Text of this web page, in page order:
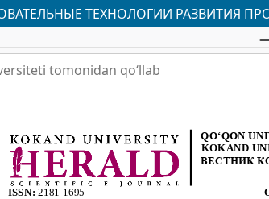
ТЕХНОЛОГИИ РАЗВИТИЯ
tomonidan qo‘llab